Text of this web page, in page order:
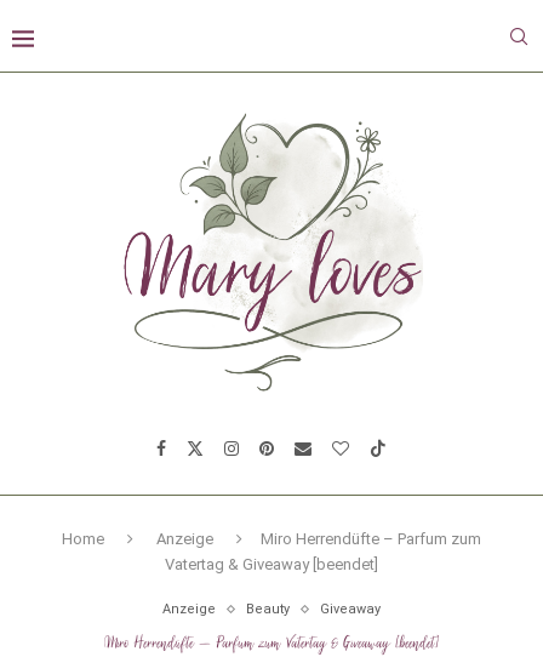
Home Anzeige
Miro Herrendüfte – Parfum zum
Vatertag & Giveaway [beendet]
Anzeige Beauty Giveaway
Miro Herrendüfte – Parfum zum Vatertag & Giveaway [beendet]